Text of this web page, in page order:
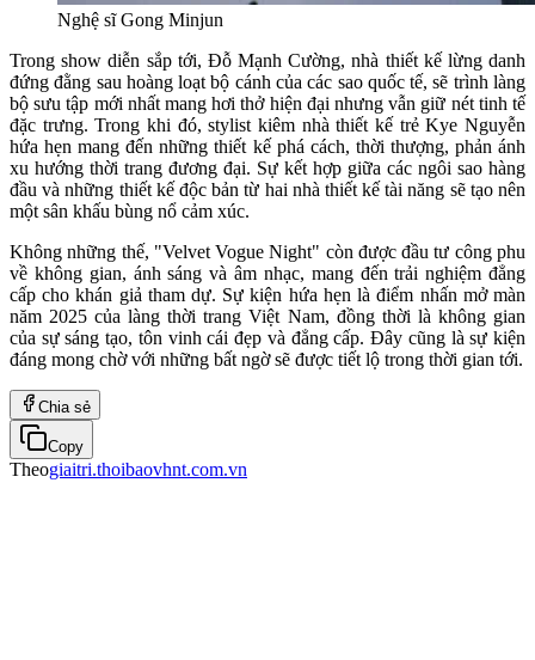
Nghệ sĩ Gong Minjun
Trong show diễn sắp tới, Đỗ Mạnh Cường, nhà thiết kế lừng danh
đứng đằng sau hoàng loạt bộ cánh của các sao quốc tế, sẽ trình làng
bộ sưu tập mới nhất mang hơi thở hiện đại nhưng vẫn giữ nét tinh tế
đặc trưng. Trong khi đó, stylist kiêm nhà thiết kế trẻ Kye Nguyễn
hứa hẹn mang đến những thiết kế phá cách, thời thượng, phản ánh
xu hướng thời trang đương đại. Sự kết hợp giữa các ngôi sao hàng
đầu và những thiết kế độc bản từ hai nhà thiết kế tài năng sẽ tạo nên
một sân khấu bùng nổ cảm xúc.
Không những thế, "Velvet Vogue Night" còn được đầu tư công phu
về không gian, ánh sáng và âm nhạc, mang đến trải nghiệm đẳng
cấp cho khán giả tham dự. Sự kiện hứa hẹn là điểm nhấn mở màn
năm 2025 của làng thời trang Việt Nam, đồng thời là không gian
của sự sáng tạo, tôn vinh cái đẹp và đẳng cấp. Đây cũng là sự kiện
đáng mong chờ với những bất ngờ sẽ được tiết lộ trong thời gian tới.
Chia sẻ
Copy
Theogiaitri.thoibaovhnt.com.vn